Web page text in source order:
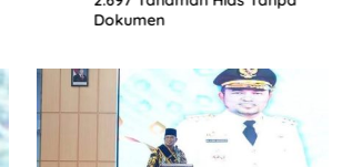
Dokumen